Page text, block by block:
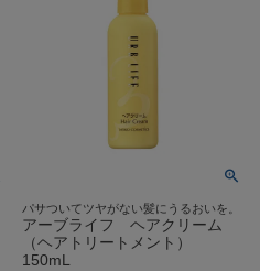
パサついてツヤがない髪にうるおいを。
アーブライフ ヘアクリーム
（ヘアトリートメント）
150mL